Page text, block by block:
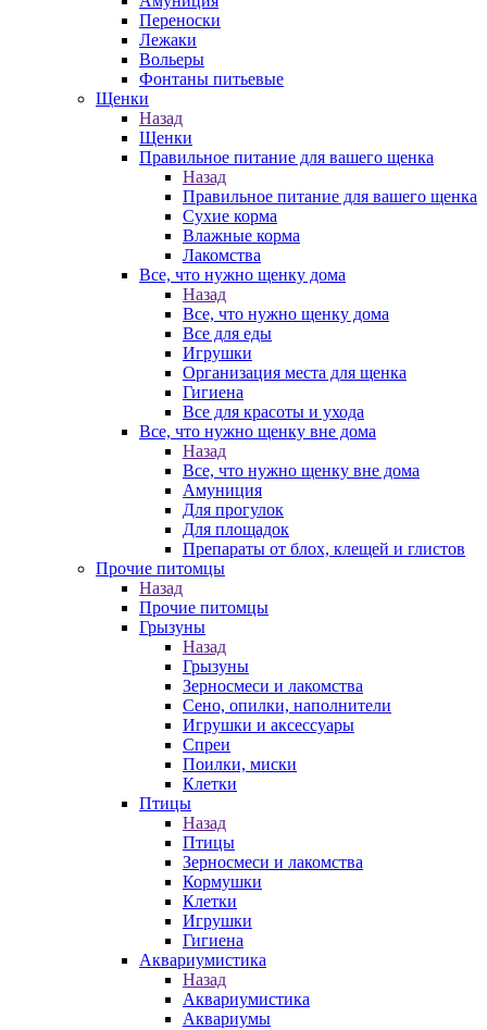
Переноски
Лежаки
Вольеры
Фонтаны питьевые
Щенки
Назад
Щенки
Правильное питание для вашего щенка
Назад
Правильное питание для вашего щенка
Сухие корма
Влажные корма
Лакомства
Все, что нужно щенку дома
Назад
Все, что нужно щенку дома
Все для еды
Игрушки
Организация места для щенка
Гигиена
Все для красоты и ухода
Все, что нужно щенку вне дома
Назад
Все, что нужно щенку вне дома
Амуниция
Для прогулок
Для площадок
Препараты от блох, клещей и глистов
Прочие питомцы
Назад
Прочие питомцы
Грызуны
Назад
Грызуны
Зерносмеси и лакомства
Сено, опилки, наполнители
Игрушки и аксессуары
Спреи
Поилки, миски
Клетки
Птицы
Назад
Птицы
Зерносмеси и лакомства
Кормушки
Клетки
Игрушки
Гигиена
Аквариумистика
Назад
Аквариумистика
Аквариумы